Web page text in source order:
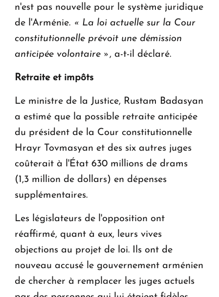
n'est pas nouvelle pour le système juridique
de l'Arménie. « La loi actuelle sur la Cour
constitutionnelle prévoit une démission
anticipée volontaire » , a-t-il déclaré.
Retraite et impôts
Le ministre de la Justice, Rustam Badasyan
a estimé que la possible retraite anticipée
du président de la Cour constitutionnelle
Hrayr Tovmasyan et des six autres juges
coûterait à l'État 630 millions de drams
(1,3 million de dollars) en dépenses
supplémentaires.
Les législateurs de l'opposition ont
réaffirmé, quant à eux, leurs vives
objections au projet de loi. Ils ont de
nouveau accusé le gouvernement arménien
de chercher à remplacer les juges actuels